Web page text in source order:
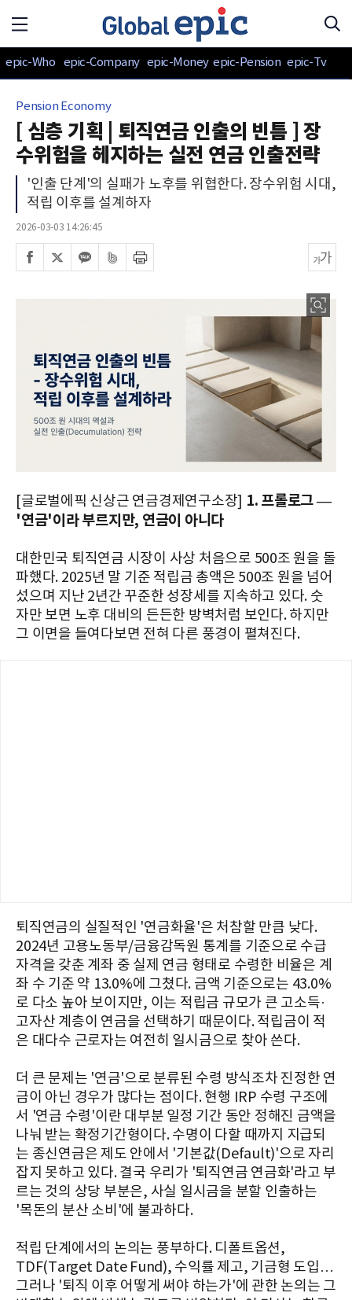
epic-Who epic-Company epic-Money epic-Pension epic-Tv
Pension Economy
[ 심층 기획 | 퇴직연금 인출의 빈틈 ] 장
수위험을 헤지하는 실전 연금 인출전략
'인출 단계'의 실패가 노후를 위협한다. 장수위험 시대,
적립 이후를 설계하자
2026-03-03 14:26:45
[글로벌에픽 신상근 연금경제연구소장] 1. 프롤로그 —
'연금'이라 부르지만, 연금이 아니다
대한민국 퇴직연금 시장이 사상 처음으로 500조 원을 돌
파했다. 2025년 말 기준 적립금 총액은 500조 원을 넘어
섰으며 지난 2년간 꾸준한 성장세를 지속하고 있다. 숫
자만 보면 노후 대비의 든든한 방벽처럼 보인다. 하지만
그 이면을 들여다보면 전혀 다른 풍경이 펼쳐진다.
퇴직연금의 실질적인 '연금화율'은 처참할 만큼 낮다.
2024년 고용노동부/금융감독원 통계를 기준으로 수급
자격을 갖춘 계좌 중 실제 연금 형태로 수령한 비율은 계
좌 수 기준 약 13.0%에 그쳤다. 금액 기준으로는 43.0%
로 다소 높아 보이지만, 이는 적립금 규모가 큰 고소득·
고자산 계층이 연금을 선택하기 때문이다. 적립금이 적
은 대다수 근로자는 여전히 일시금으로 찾아 쓴다.
더 큰 문제는 '연금'으로 분류된 수령 방식조차 진정한 연
금이 아닌 경우가 많다는 점이다. 현행 IRP 수령 구조에
서 '연금 수령'이란 대부분 일정 기간 동안 정해진 금액을
나눠 받는 확정기간형이다. 수명이 다할 때까지 지급되
는 종신연금은 제도 안에서 '기본값(Default)'으로 자리
잡지 못하고 있다. 결국 우리가 '퇴직연금 연금화'라고 부
르는 것의 상당 부분은, 사실 일시금을 분할 인출하는
'목돈의 분산 소비'에 불과하다.
적립 단계에서의 논의는 풍부하다. 디폴트옵션,
TDF(Target Date Fund), 수익률 제고, 기금형 도입…
그러나 '퇴직 이후 어떻게 써야 하는가'에 관한 논의는 그